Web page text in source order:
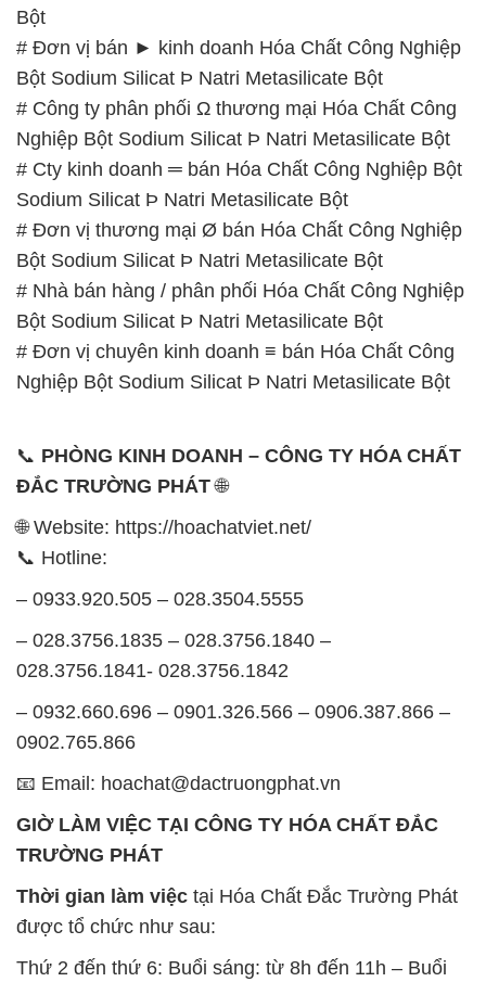
Bột
# Đơn vị bán ► kinh doanh Hóa Chất Công Nghiệp
Bột Sodium Silicat Þ Natri Metasilicate Bột
# Công ty phân phối Ω thương mại Hóa Chất Công
Nghiệp Bột Sodium Silicat Þ Natri Metasilicate Bột
# Cty kinh doanh ═ bán Hóa Chất Công Nghiệp Bột
Sodium Silicat Þ Natri Metasilicate Bột
# Đơn vị thương mại Ø bán Hóa Chất Công Nghiệp
Bột Sodium Silicat Þ Natri Metasilicate Bột
# Nhà bán hàng / phân phối Hóa Chất Công Nghiệp
Bột Sodium Silicat Þ Natri Metasilicate Bột
# Đơn vị chuyên kinh doanh ≡ bán Hóa Chất Công
Nghiệp Bột Sodium Silicat Þ Natri Metasilicate Bột
📞 PHÒNG KINH DOANH – CÔNG TY HÓA CHẤT
ĐẮC TRƯỜNG PHÁT🌐
🌐 Website: https://hoachatviet.net/
📞 Hotline:
– 0933.920.505 – 028.3504.5555
– 028.3756.1835 – 028.3756.1840 –
028.3756.1841- 028.3756.1842
– 0932.660.696 – 0901.326.566 – 0906.387.866 –
0902.765.866
📧 Email: hoachat@dactruongphat.vn
GIỜ LÀM VIỆC TẠI CÔNG TY HÓA CHẤT ĐẮC
TRƯỜNG PHÁT
Thời gian làm việc tại Hóa Chất Đắc Trường Phát
được tổ chức như sau:
Thứ 2 đến thứ 6: Buổi sáng: từ 8h đến 11h – Buổi